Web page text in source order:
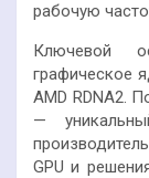
рабочую
Ключевой
графическое
AMD RDNA2.
—
GPU и